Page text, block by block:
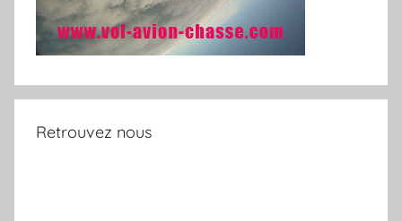
Retrouvez nous